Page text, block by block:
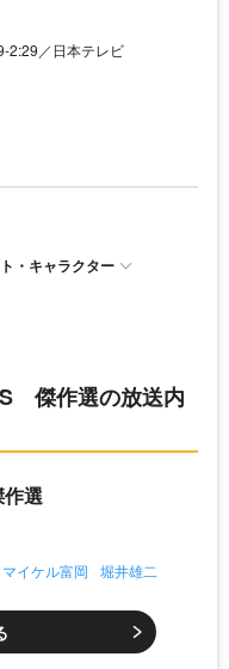
2:29／日本テレビ
・キャラクター
傑作選の放送内
選
マイケル富岡 堀井雄二